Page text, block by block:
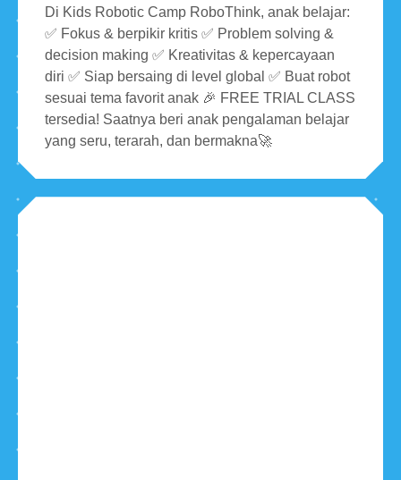
Di Kids Robotic Camp RoboThink, anak belajar:
✅ Fokus & berpikir kritis ✅ Problem solving &
decision making ✅ Kreativitas & kepercayaan
diri ✅ Siap bersaing di level global ✅ Buat robot
sesuai tema favorit anak 🎉 FREE TRIAL CLASS
tersedia! Saatnya beri anak pengalaman belajar
yang seru, terarah, dan bermakna🚀